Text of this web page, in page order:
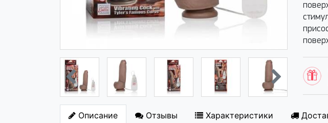
Описание Отзывы Характеристики